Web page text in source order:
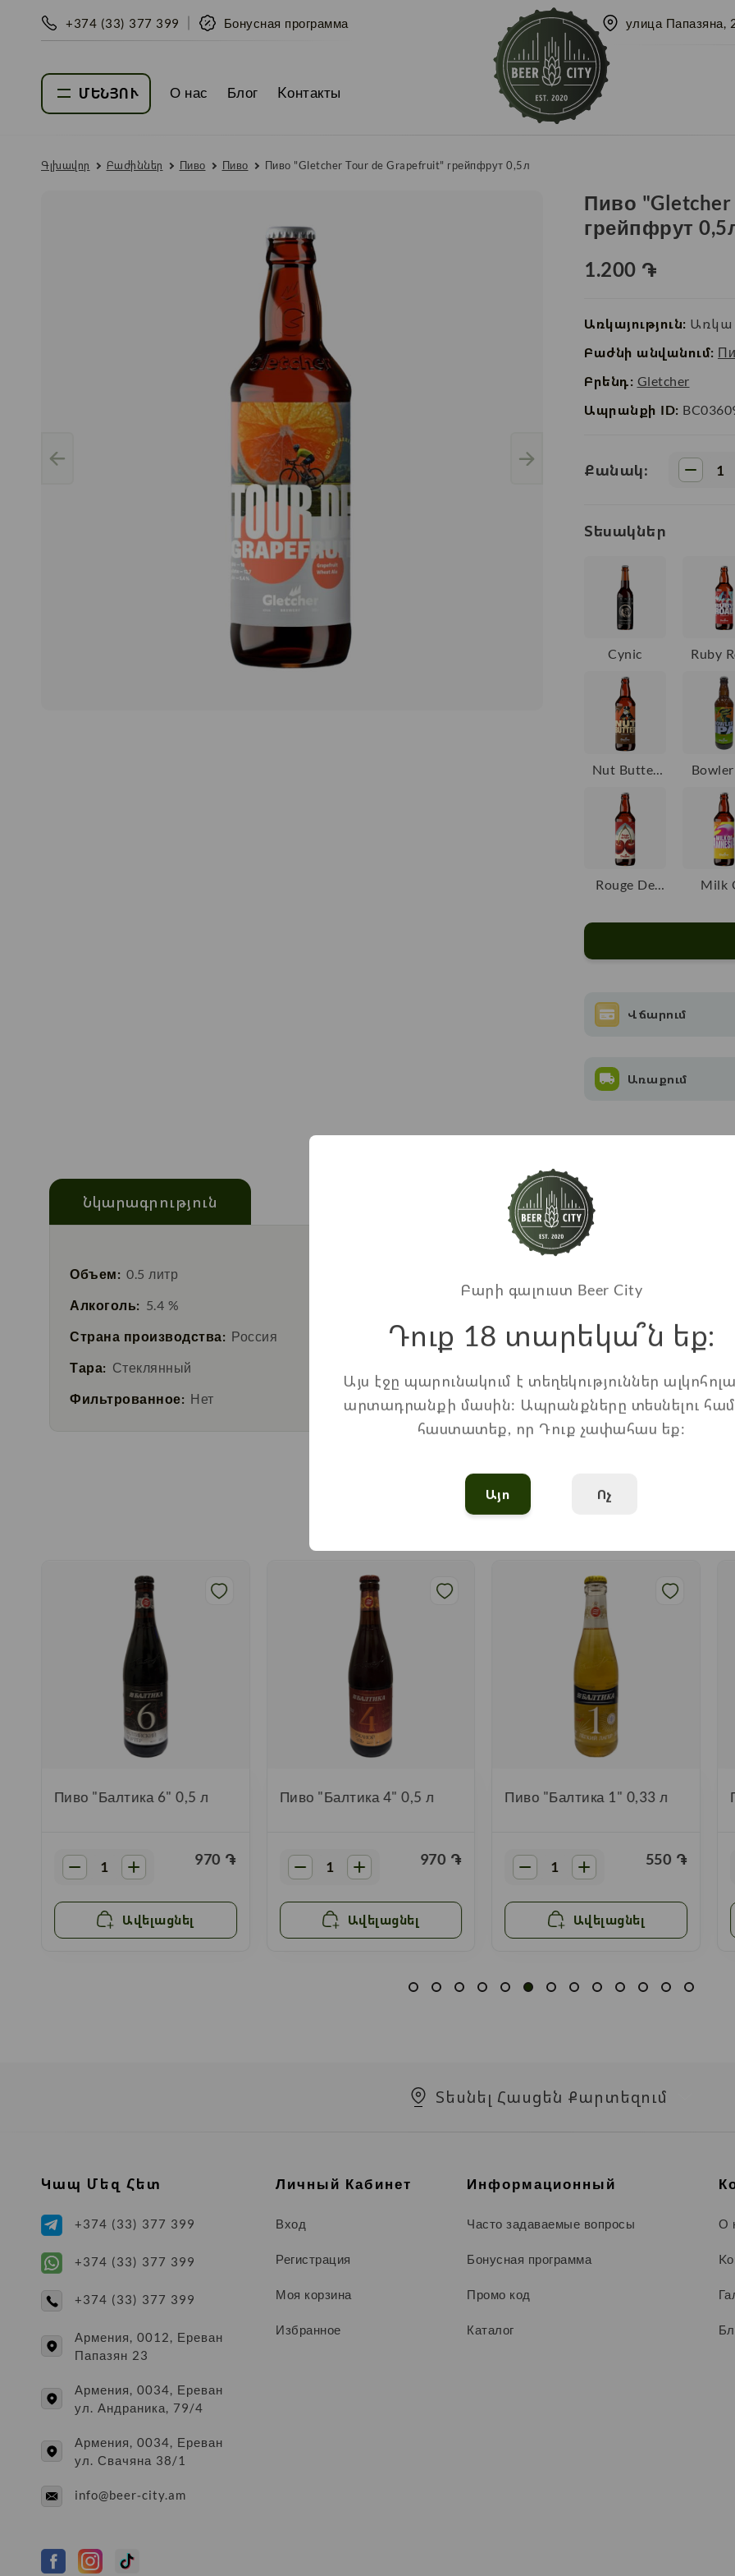
+374 (33) 377 399 Бонусная программа улица Папазяна,
ՄԵՆՅՈՒ О нас Блог Kонтакты
Գլխավոր Բաժիններ Пиво Пиво Пиво "Gletcher Tour de Grapefruit" грейпфрут 0,5л
Пиво
грейпфрут
1.200 ֏
Առկայություն: Առկա
Բաժնի անվանում:
Բրենդ: Gletcher
Ապրանքի ID:
Քանակ:
Տեսակներ
Cynic Ruby
Nut Butter
Rouge De
Milk
Վճարում
Առաքում
Նկարագրություն
Объем: 0.5 литр
Алкоголь: 5.4 %
Страна производства: Россия
Тара: Стеклянный
Фильтрованное: Нет
Առաջարկվող ապրանքներ
Пиво "Балтика 6" 0,5 л
970 ֏
Ավելացնել
Пиво "Балтика 4" 0,5 л
970 ֏
Ավելացնել
Пиво "Балтика 1" 0,33 л
550 ֏
Ավելացնել
Տեսնել Հասցեն Քարտեզում
Կապ Մեզ Հետ
+374 (33) 377 399
+374 (33) 377 399
+374 (33) 377 399
Армения, 0012, Ереван
Папазян 23
Армения, 0034, Ереван
ул. Андраника, 79/4
Армения, 0034, Ереван
ул. Свачяна 38/1
info@beer-city.am
Личный Кабинет
Вход
Регистрация
Моя корзина
Избранное
Информационный
Часто задаваемые вопросы
Бонусная программа
Промо код
Каталог
О
Բարի գալուստ Beer City
Դուք 18 տարեկա՞ն եք։
Այս էջը պարունակում է տեղեկություններ
արտադրանքի մասին: Ապրանքները տեսնելու
հաստատեք, որ Դուք չափահաս եք:
Այո Ոչ